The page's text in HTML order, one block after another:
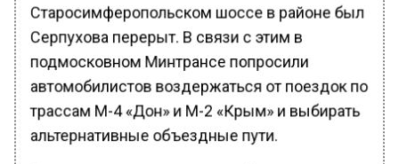
Старосимферопольском шоссе в районе был
Серпухова перерыт. В связи с этим в
подмосковном Минтрансе попросили
автомобилистов воздержаться от поездок по
трассам М-4 «Дон» и М-2 «Крым» и выбирать
альтернативные объездные пути.